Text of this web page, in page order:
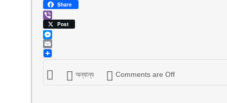
LinkedIn
Share
ViberPost
Messenger
Email
অন্যান্য Comments are Off